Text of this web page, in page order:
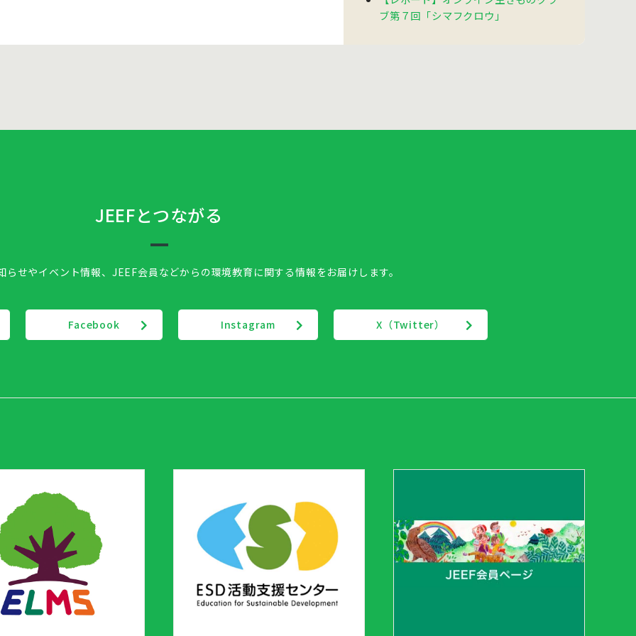
ブ第７回「シマフクロウ」
JEEFとつながる
せやイベント情報、 JEEF会員などからの環境教育に関する情報をお届けします。
Facebook Instagram X（Twitter）